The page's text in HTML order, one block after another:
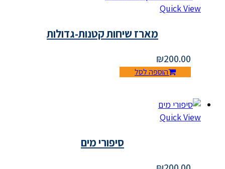
Quick View
מארז שיחות קטנות-גדולות
₪200.00
הוספה לסל
Quick View
סיפורי מים